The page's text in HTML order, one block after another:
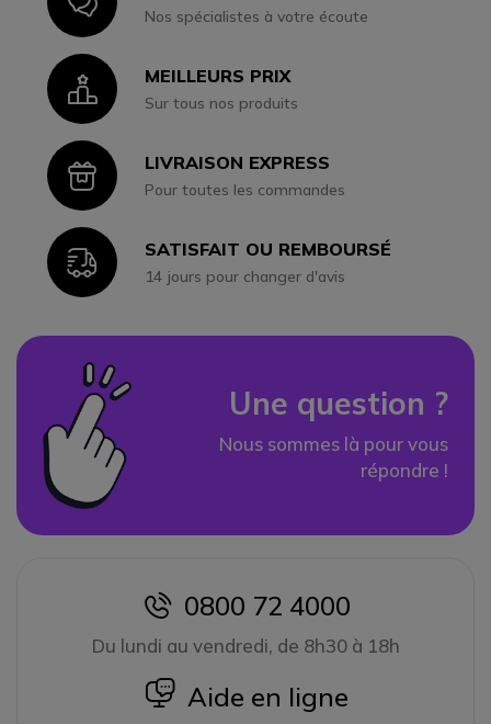
Nos spécialistes à votre écoute
IconMEILLEURS PRIX
Sur tous nos produits
IconLIVRAISON EXPRESS
Pour toutes les commandes
IconSATISFAIT OU REMBOURSÉ
14 jours pour changer d'avis
Une question ?
Nous sommes là pour vous
répondre !
icon
0800 72 4000
Du lundi au vendredi, de 8h30 à 18h
icon
Aide en ligne